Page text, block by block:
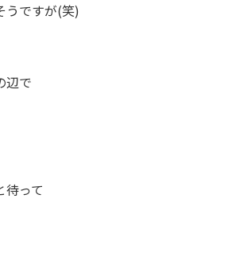
うですが(笑)
辺で
待って